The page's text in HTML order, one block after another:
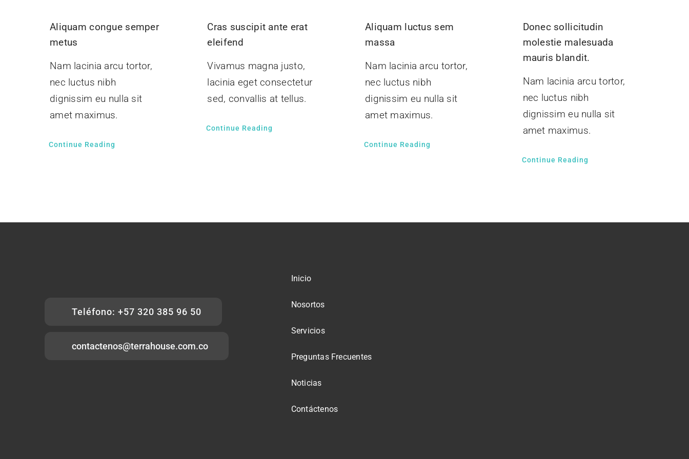
Aliquam congue semper
metus
Nam lacinia arcu tortor,
nec luctus nibh
dignissim eu nulla sit
amet maximus.
Continue Reading
Cras suscipit ante erat
eleifend
Vivamus magna justo,
lacinia eget consectetur
sed, convallis at tellus.
Continue Reading
Aliquam luctus sem
massa
Nam lacinia arcu tortor,
nec luctus nibh
dignissim eu nulla sit
amet maximus.
Continue Reading
Donec sollicitudin
molestie malesuada
mauris blandit.
Nam lacinia arcu tortor,
nec luctus nibh
dignissim eu nulla sit
amet maximus.
Continue Reading
Teléfono: +57 320 385 96 50
contactenos@terrahouse.com.co
Inicio
Nosortos
Servicios
Preguntas Frecuentes
Noticias
Contáctenos